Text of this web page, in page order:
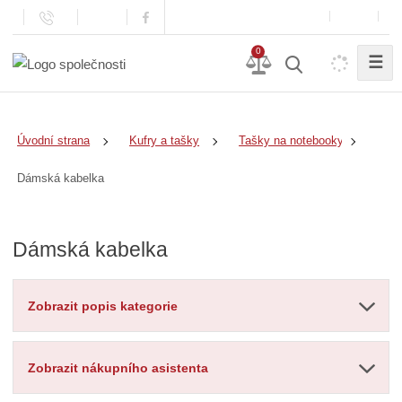
0
☰
Úvodní strana Kufry a tašky Tašky na notebooky
Dámská kabelka
Dámská kabelka
Zobrazit popis kategorie
Zobrazit nákupního asistenta